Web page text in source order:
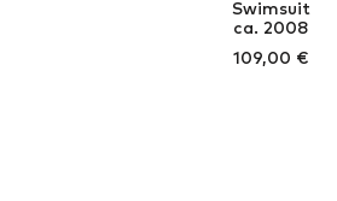
Swimsuit
ca. 2008
109,00 €